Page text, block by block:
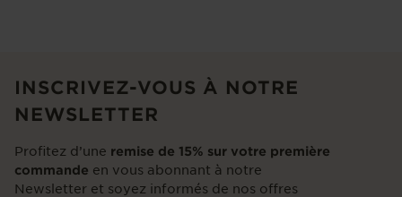
INSCRIVEZ-VOUS À NOTRE
NEWSLETTER
Profitez d’une remise de 15% sur votre première
commande en vous abonnant à notre
Newsletter et soyez informés de nos offres